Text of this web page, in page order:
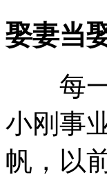
娶妻当
每一
小刚事
帆，以